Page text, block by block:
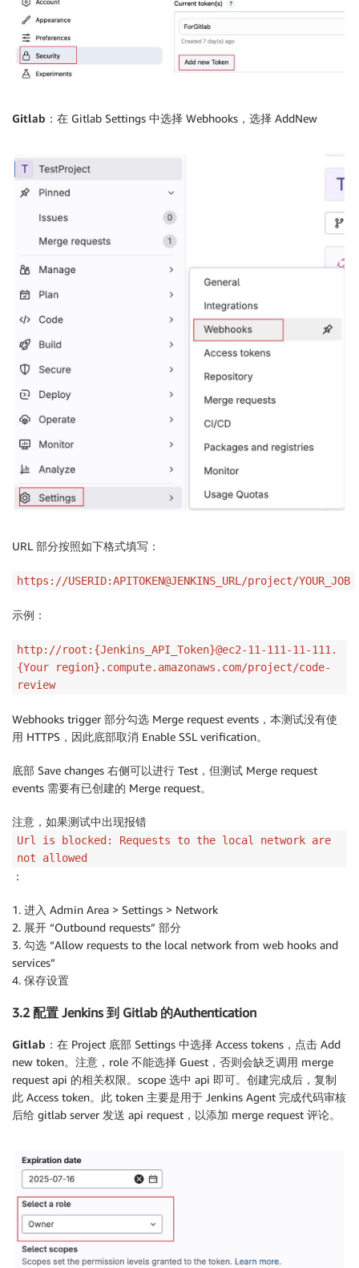
return
                    }
            }
            steps {
                    def PROMPT = '''
improve_rules/improved_code_review_standards_part1.md
improve_rules/
improve_rules/improved_code_review_standards_part3.md
improve_rules/improved_code_review_standards_part4.md
请审核changes.txt中的修改，但不要直接修改文件，以中文输
'''
                    // 输出调试信息
echo "GitLab Merge Request ID:
echo "Target Branch:
echo "Source Branch:
                    // 确保代码已检出
                    checkout([
                        $class: 'GitSCM',
branches: [[name: "*/
                        userRemoteConfigs: [[
url:
                    ]]
])
                    sh "git fetch --all --prune"
sh "git diff --name-only
// 从 S3 同步 Amazon Q 配置和审核
sh "aws s3 sync
sh "aws s3 sync
sh "ls -l ~/.local/share/
                    sh "echo '/help' | q chat"
                    // 重命名审核报告
sh "mv amazon_q_review.md
        }
Gitlab： 在 Gitlab Settings 中选择 Webhooks，选择 AddNew
URL 部分按照如下格式填写：
https://USERID:APITOKEN@JENKINS_URL/project/YOUR_JOB
示例：
http://root:{Jenkins_API_Token}@ec2-11-111-11-111.
{Your region}.compute.amazonaws.com/project/code-
review
Webhooks trigger 部分勾选 Merge request events，本测试没有使
用 HTTPS，因此底部取消 Enable SSL verification。
底部 Save changes 右侧可以进行 Test，但测试 Merge request
events 需要有已创建的 Merge request。
注意，如果测试中出现报错
Url is blocked: Requests to the local network are
not allowed
：
1. 进入 Admin Area > Settings > Network
2. 展开 “Outbound requests” 部分
3. 勾选 “Allow requests to the local network from web hooks and
services”
4. 保存设置
3.2 配置 Jenkins 到 Gitlab 的Authentication
Gitlab： 在 Project 底部 Settings 中选择 Access tokens，点击 Add
new token。注意，role 不能选择 Guest，否则会缺乏调用 merge
request api 的相关权限。scope 选中 api 即可。创建完成后，复制
此 Access token。此 token 主要是用于 Jenkins Agent 完成代码审核
后给 gitlab server 发送 api request，以添加 merge request 评论。